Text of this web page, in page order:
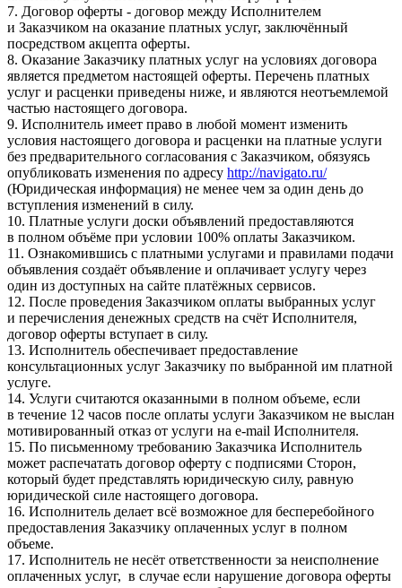
7. Договор оферты - договор между Исполнителем
и Заказчиком на оказание платных услуг, заключённый
посредством акцепта оферты.
8. Оказание Заказчику платных услуг на условиях договора
является предметом настоящей оферты. Перечень платных
услуг и расценки приведены ниже, и являются неотъемлемой
частью настоящего договора.
9. Исполнитель имеет право в любой момент изменить
условия настоящего договора и расценки на платные услуги
без предварительного согласования с Заказчиком, обязуясь
опубликовать изменения по адресу http://navigato.ru/
(Юридическая информация) не менее чем за один день до
вступления изменений в силу.
10. Платные услуги доски объявлений предоставляются
в полном объёме при условии 100% оплаты Заказчиком.
11. Ознакомившись с платными услугами и правилами подачи
объявления создаёт объявление и оплачивает услугу через
один из доступных на сайте платёжных сервисов.
12. После проведения Заказчиком оплаты выбранных услуг
и перечисления денежных средств на счёт Исполнителя,
договор оферты вступает в силу.
13. Исполнитель обеспечивает предоставление
консультационных услуг Заказчику по выбранной им платной
услуге.
14. Услуги считаются оказанными в полном объеме, если
в течение 12 часов после оплаты услуги Заказчиком не выслан
мотивированный отказ от услуги на e-mail Исполнителя.
15. По письменному требованию Заказчика Исполнитель
может распечатать договор оферту с подписями Сторон,
который будет представлять юридическую силу, равную
юридической силе настоящего договора.
16. Исполнитель делает всё возможное для бесперебойного
предоставления Заказчику оплаченных услуг в полном
объеме.
17. Исполнитель не несёт ответственности за неисполнение
оплаченных услуг, в случае если нарушение договора оферты